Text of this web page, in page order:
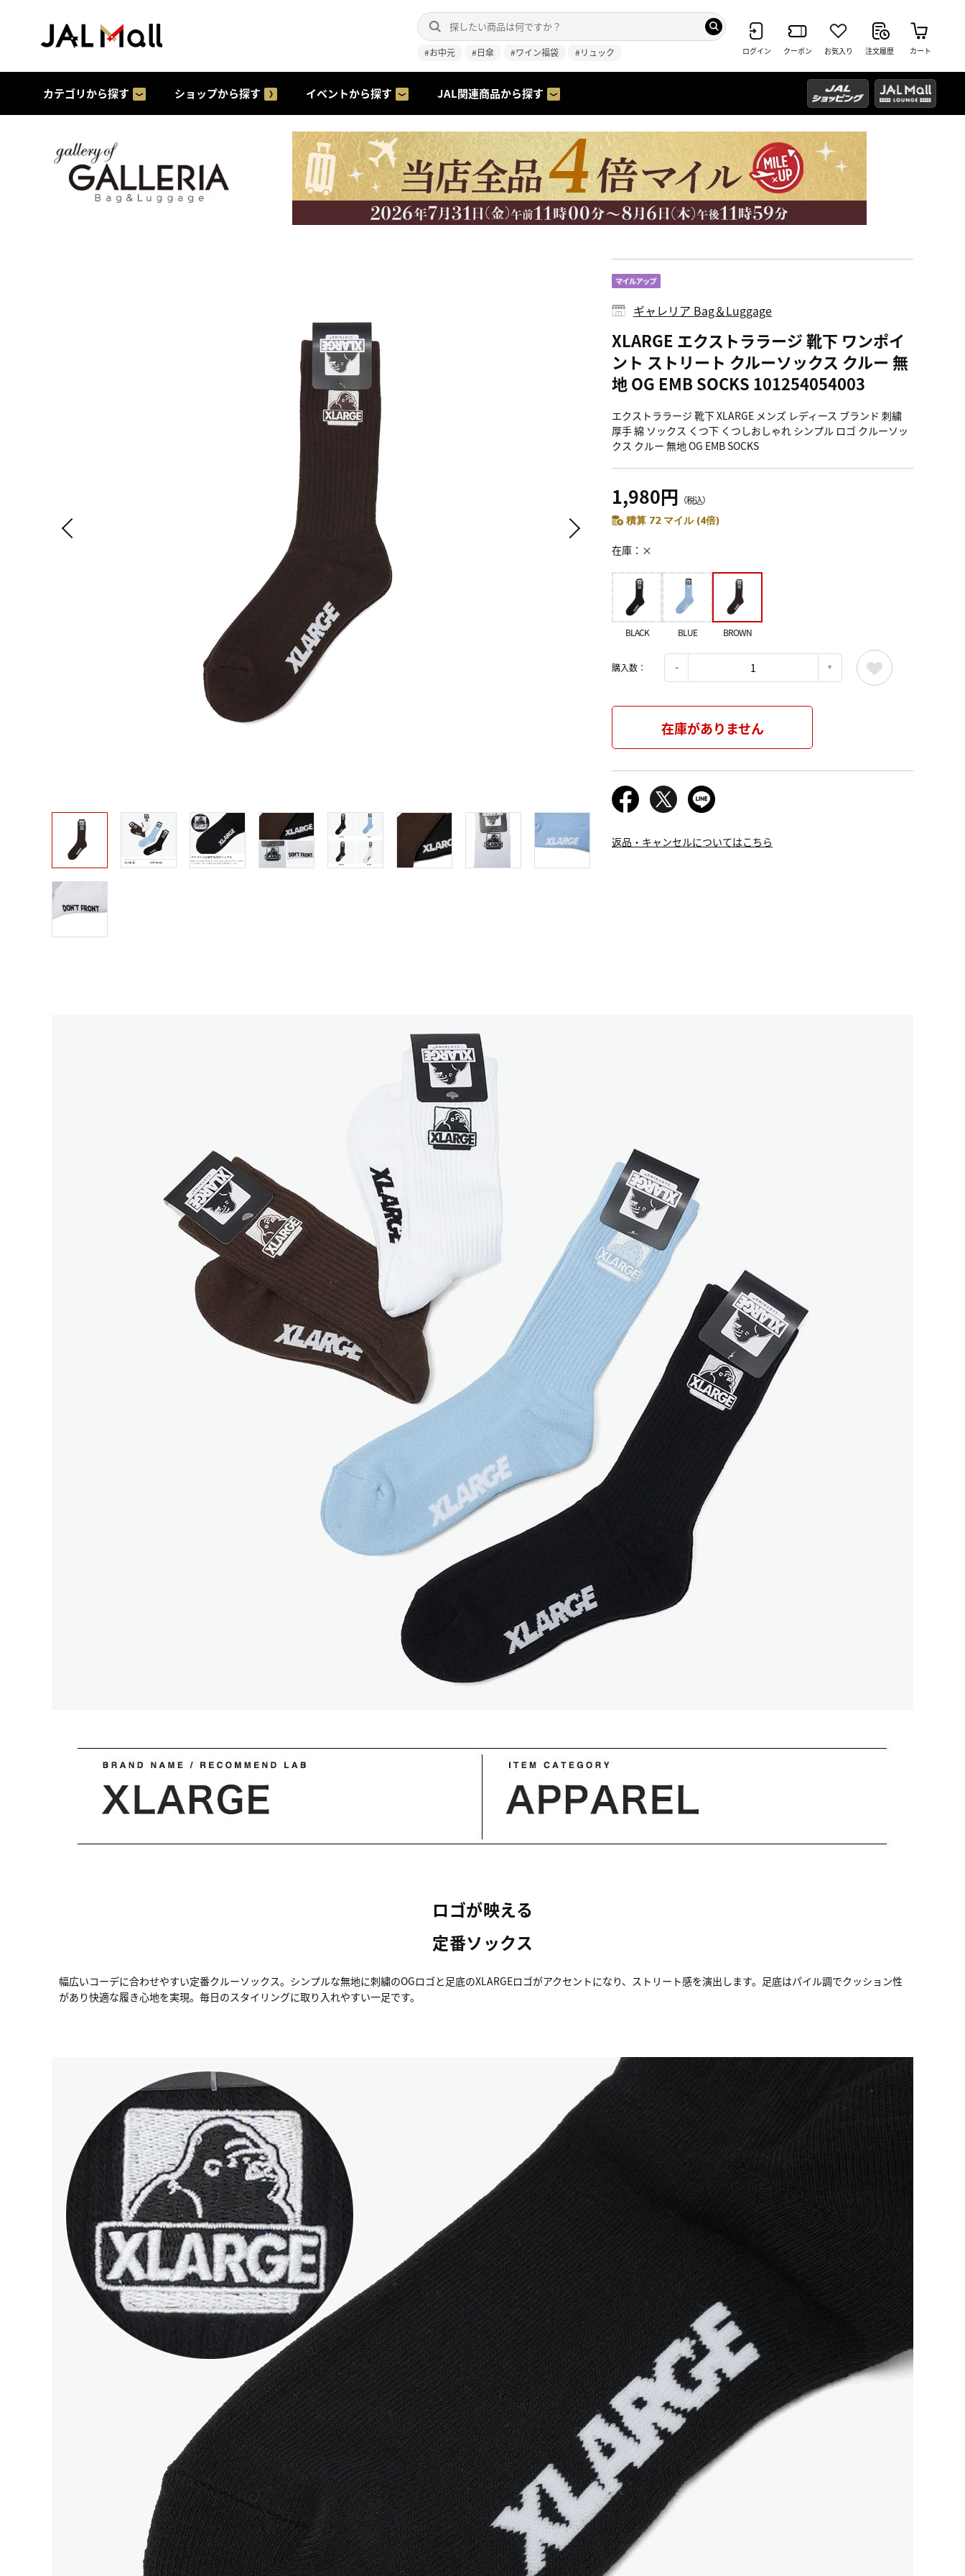
#お中元 #日傘 #ワイン福袋 #リュック ログイン クーポン お気入り 注文履歴 カート
カテゴリから探す ショップから探す イベントから探す JAL関連商品から探す
ギャレリア Bag＆Luggage
XLARGE エクストララージ 靴下 ワンポイ
ント ストリート クルーソックス クルー 無
地 OG EMB SOCKS 101254054003
エクストララージ 靴下 XLARGE メンズ レディース ブランド 刺繍
厚手 綿 ソックス くつ下 くつしおしゃれ シンプル ロゴ クルーソッ
クス クルー 無地 OG EMB SOCKS
1,980円 （税込）
積算 72 マイル (4倍)
在庫 ×
BLACK BLUE BROWN
購入数：
在庫がありません
返品・キャンセルについてはこちら
ロゴが映える
定番ソックス
幅広いコーデに合わせやすい定番クルーソックス。シンプルな無地に刺繍のOGロゴと足底のXLARGEロゴがアクセントになり、ストリート感を演出します。足底はパイル調でクッション性
があり快適な履き心地を実現。毎日のスタイリングに取り入れやすい一足です。